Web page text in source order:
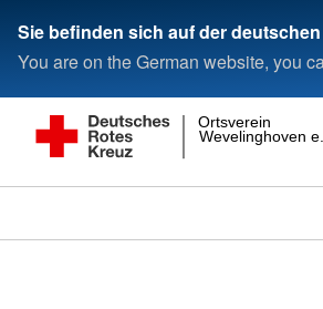
Sie befinden sich auf der
You are on the German website, you
Wevelinghoven
Ortsverein